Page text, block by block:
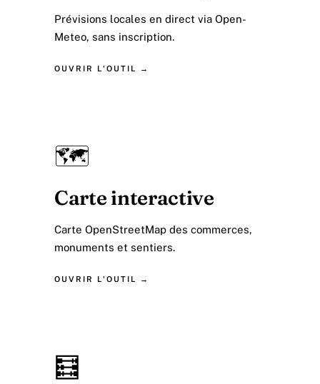
Prévisions locales en direct via Open-
Meteo, sans inscription.
OUVRIR L'OUTIL →
🗺️
Carte interactive
Carte OpenStreetMap des commerces,
monuments et sentiers.
OUVRIR L'OUTIL →
🧮